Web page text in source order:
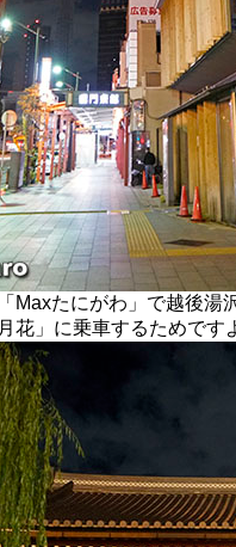
Maxたにがわ」で越後湯
花」に乗車するためです